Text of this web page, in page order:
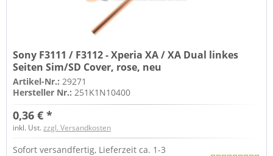
Sony F3111 / F3112 - Xperia XA / XA Dual linkes
Seiten Sim/SD Cover, rose, neu
Artikel-Nr.:29271
Hersteller Nr.:251K1N10400
0,36 € *
inkl. Ust.zzgl. Versandkosten
Sofort versandfertig, Lieferzeit ca. 1-3